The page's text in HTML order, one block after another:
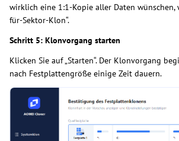
wirklich eine 1:1-Kopie aller Daten wünschen,
für-Sektor-Klon“.
Schritt 5: Klonvorgang starten
Klicken Sie auf „Starten“. Der Klonvorgang
nach Festplattengröße einige Zeit dauern.